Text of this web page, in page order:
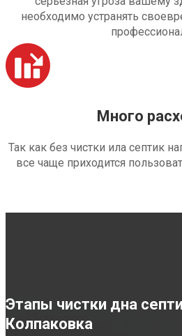
необходимо устранять
Много
Так как без чистки ила септик
все чаще приходится
Этапы чистки дна
Колпаковка